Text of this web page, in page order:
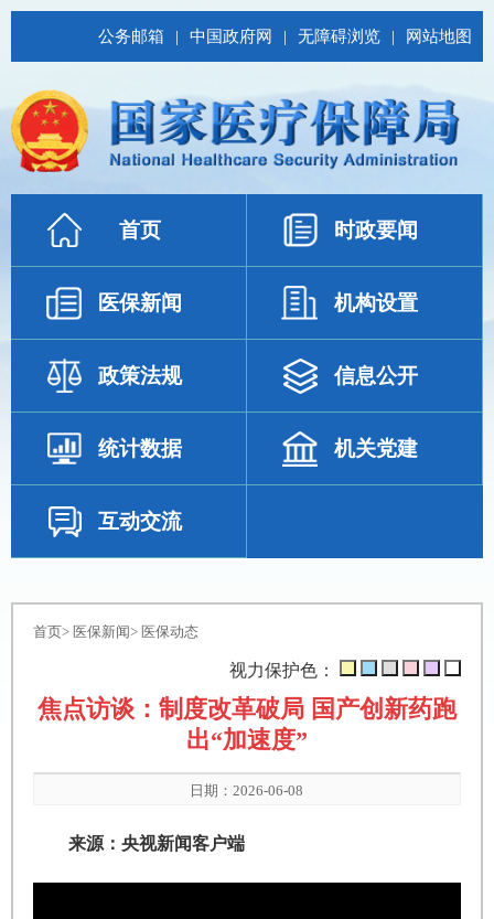
公务邮箱 | 中国政府网 | 无障碍浏览 | 网站地图
首页 时政要闻
医保新闻 机构设置
政策法规 信息公开
统计数据 机关党建
互动交流
首页> 医保新闻> 医保动态
视力保护色：
焦点访谈：制度改革破局 国产创新药跑
出“加速度”
日期：2026-06-08
来源：央视新闻客户端